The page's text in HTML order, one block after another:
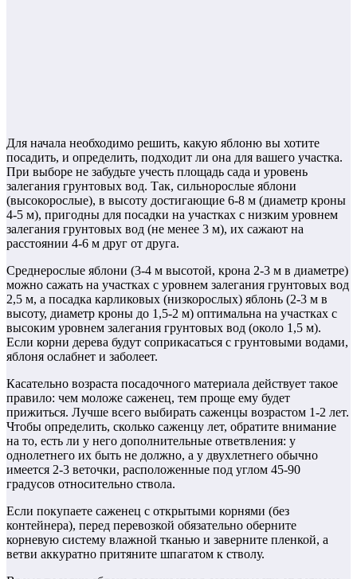
Для начала необходимо решить, какую яблоню вы хотите
посадить, и определить, подходит ли она для вашего участка.
При выборе не забудьте учесть площадь сада и уровень
залегания грунтовых вод. Так, сильнорослые яблони
(высокорослые), в высоту достигающие 6-8 м (диаметр кроны
4-5 м), пригодны для посадки на участках с низким уровнем
залегания грунтовых вод (не менее 3 м), их сажают на
расстоянии 4-6 м друг от друга.
Среднерослые яблони (3-4 м высотой, крона 2-3 м в диаметре)
можно сажать на участках с уровнем залегания грунтовых вод
2,5 м, а посадка карликовых (низкорослых) яблонь (2-3 м в
высоту, диаметр кроны до 1,5-2 м) оптимальна на участках с
высоким уровнем залегания грунтовых вод (около 1,5 м).
Если корни дерева будут соприкасаться с грунтовыми водами,
яблоня ослабнет и заболеет.
Касательно возраста посадочного материала действует такое
правило: чем моложе саженец, тем проще ему будет
прижиться. Лучше всего выбирать саженцы возрастом 1-2 лет.
Чтобы определить, сколько саженцу лет, обратите внимание
на то, есть ли у него дополнительные ответвления: у
однолетнего их быть не должно, а у двухлетнего обычно
имеется 2-3 веточки, расположенные под углом 45-90
градусов относительно ствола.
Если покупаете саженец с открытыми корнями (без
контейнера), перед перевозкой обязательно оберните
корневую систему влажной тканью и заверните пленкой, а
ветви аккуратно притяните шпагатом к стволу.